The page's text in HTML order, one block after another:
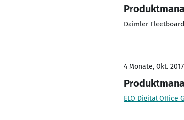
Daimler Fleetboard
4 Monate, Okt.
ELO Digital Office